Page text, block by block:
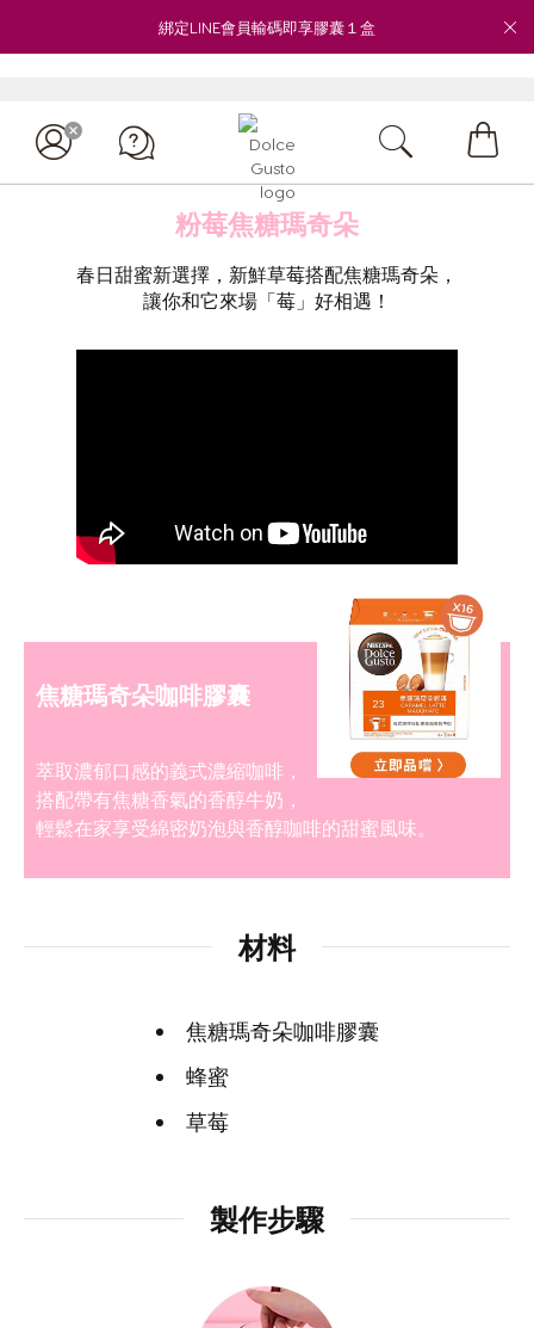
綁定LINE會員輸碼即享膠囊１盒
0800-000-338
粉莓焦糖瑪奇朵
春日甜蜜新選擇，新鮮草莓搭配焦糖瑪奇朵，
讓你和它來場「莓」好相遇！
焦糖瑪奇朵咖啡膠囊
萃取濃郁口感的義式濃縮咖啡，
搭配帶有焦糖香氣的香醇牛奶，
輕鬆在家享受綿密奶泡與香醇咖啡的甜蜜風味。
材料
焦糖瑪奇朵咖啡膠囊
蜂蜜
草莓
製作步驟